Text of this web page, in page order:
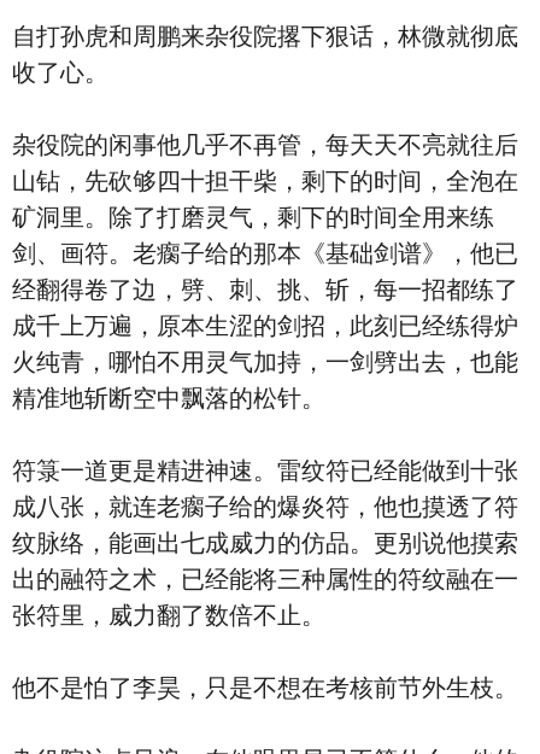
自打孙虎和周鹏来杂役院撂下狠话，林微就彻底
收了心。
杂役院的闲事他几乎不再管，每天天不亮就往后
山钻，先砍够四十担干柴，剩下的时间，全泡在
矿洞里。除了打磨灵气，剩下的时间全用来练
剑、画符。老瘸子给的那本《基础剑谱》，他已
经翻得卷了边，劈、刺、挑、斩，每一招都练了
成千上万遍，原本生涩的剑招，此刻已经练得炉
火纯青，哪怕不用灵气加持，一剑劈出去，也能
精准地斩断空中飘落的松针。
符箓一道更是精进神速。雷纹符已经能做到十张
成八张，就连老瘸子给的爆炎符，他也摸透了符
纹脉络，能画出七成威力的仿品。更别说他摸索
出的融符之术，已经能将三种属性的符纹融在一
张符里，威力翻了数倍不止。
他不是怕了李昊，只是不想在考核前节外生枝。